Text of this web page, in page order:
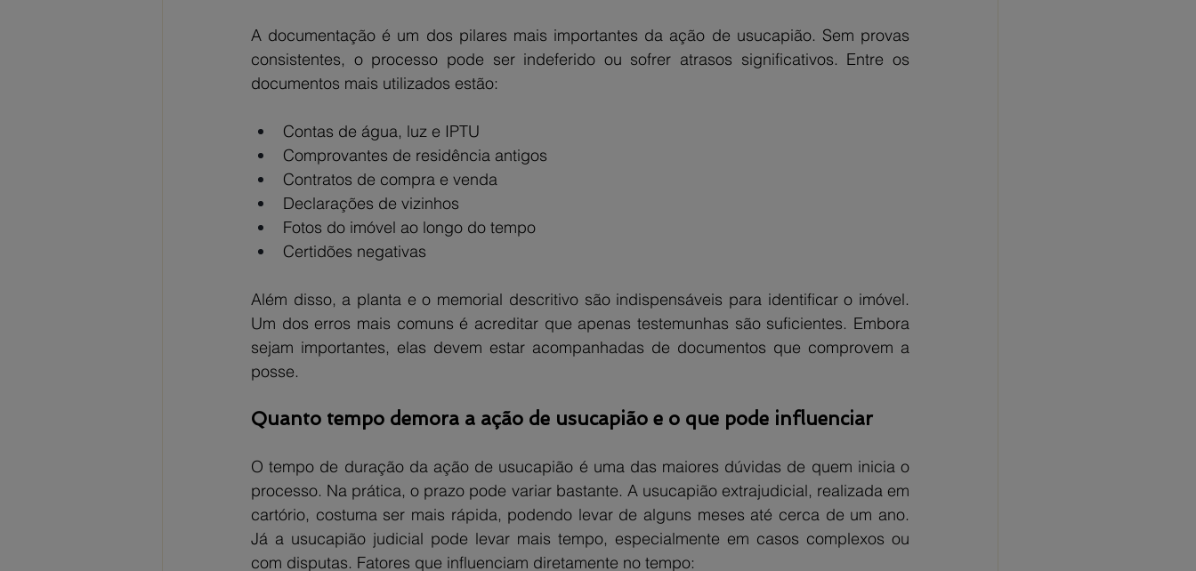
A documentação é um dos pilares mais importantes da ação de usucapião. Sem provas
consistentes, o processo pode ser indeferido ou sofrer atrasos significativos. Entre os
documentos mais utilizados estão:
Contas de água, luz e IPTU
Comprovantes de residência antigos
Contratos de compra e venda
Declarações de vizinhos
Fotos do imóvel ao longo do tempo
Certidões negativas
Além disso, a planta e o memorial descritivo são indispensáveis para identificar o imóvel.
Um dos erros mais comuns é acreditar que apenas testemunhas são suficientes. Embora
sejam importantes, elas devem estar acompanhadas de documentos que comprovem a
posse.
Quanto tempo demora a ação de usucapião e o que pode influenciar
O tempo de duração da ação de usucapião é uma das maiores dúvidas de quem inicia o
processo. Na prática, o prazo pode variar bastante. A usucapião extrajudicial, realizada em
cartório, costuma ser mais rápida, podendo levar de alguns meses até cerca de um ano.
Já a usucapião judicial pode levar mais tempo, especialmente em casos complexos ou
com disputas. Fatores que influenciam diretamente no tempo: